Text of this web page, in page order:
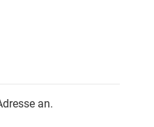
an.